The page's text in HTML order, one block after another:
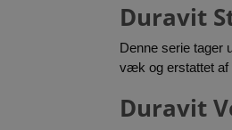
Duravit
Denne serie tager
væk og erstattet af
Duravit